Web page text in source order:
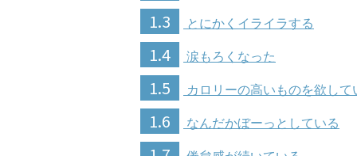
1.3 とにかくイライラする
1.4 涙もろくなった
1.5 カロリーの高いものを欲して
1.6 なんだかぼーっとしている